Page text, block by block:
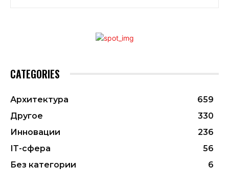
CATEGORIES
Архитектура
659
Другое
330
Инновации
236
ІТ-сфера
56
Без категории
6